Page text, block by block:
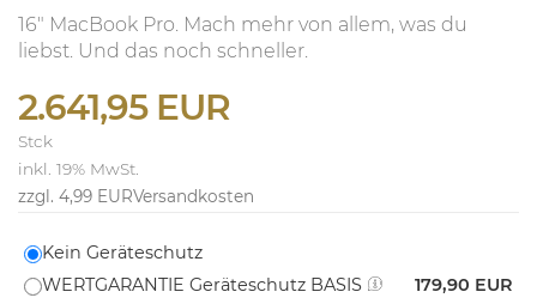
16" MacBook Pro. Mach mehr von allem, was du
liebst. Und das noch schneller.
2.641,95 EUR
Stck
inkl. 19% MwSt.
zzgl. 4,99 EURVersandkosten
Kein Geräteschutz
WERTGARANTIE Geräteschutz BASIS
179,90 EUR